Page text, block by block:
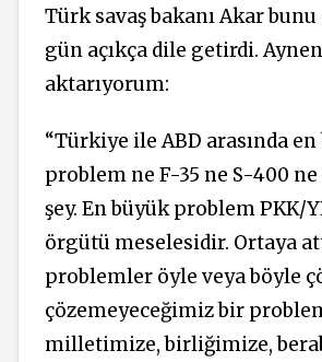
Türk savaş bakanı Akar
gün açıkça dile getirdi. Aynen
aktarıyorum:
“Türkiye ile ABD arasında
problem ne F-35 ne S-400 ne
şey. En büyük problem PKK/
örgütü meselesidir. Ortaya
problemler öyle veya böyle
çözemeyeceğimiz bir
milletimize, birliğimize,